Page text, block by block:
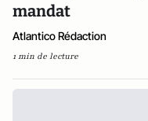
mandat
Atlantico Rédaction
1 min de lecture